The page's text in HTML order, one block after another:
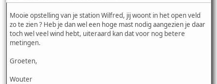
Mooie opstelling van je station Wilfred, jij woont in het open veld
zo te zien ? Heb je dan wel een hoge mast nodig aangezien je daar
toch wel veel wind hebt, uiteraard kan dat voor nog betere
metingen.
Groeten,
Wouter